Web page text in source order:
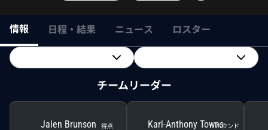
情報 日程・結果 ニュース ロスター
チームリーダー
Jalen Brunson 得点 Karl-Anthony Townsリバウンド